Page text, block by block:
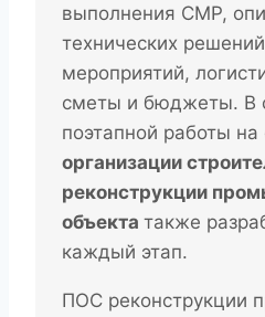
выполнения СМР,
технических
мероприятий,
сметы и бюджеты. В
поэтапной работы на
организации
реконструкции
объекта также
каждый этап.
ПОС реконструкции